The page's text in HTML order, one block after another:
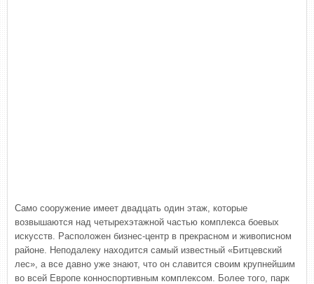
Само сооружение имеет двадцать один этаж, которые
возвышаются над четырехэтажной частью комплекса боевых
искусств. Расположен бизнес-центр в прекрасном и живописном
районе. Неподалеку находится самый известный «Битцевский
лес», а все давно уже знают, что он славится своим крупнейшим
во всей Европе конноспортивным комплексом. Более того, парк